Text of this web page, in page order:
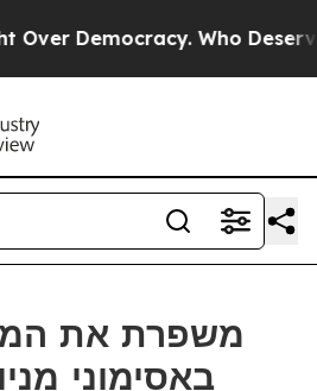
Who Deserves
באסימוני